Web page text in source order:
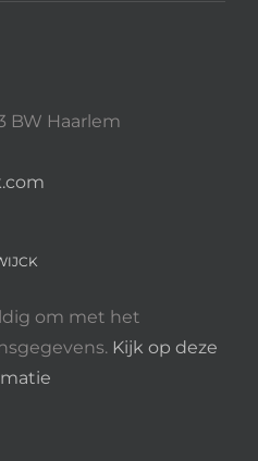
BW Haarlem
om met het
Kijk op deze